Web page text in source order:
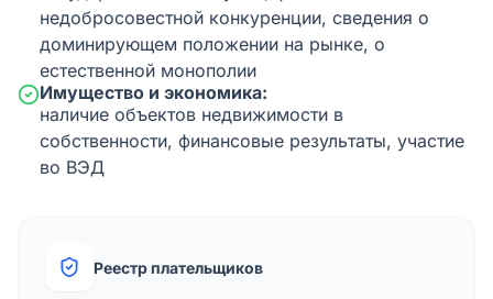
недобросовестной конкуренции, сведения о
доминирующем положении на рынке, о
естественной монополии
Имущество и экономика:
наличие объектов недвижимости в
собственности, финансовые результаты, участие
во ВЭД
Реестр плательщиков